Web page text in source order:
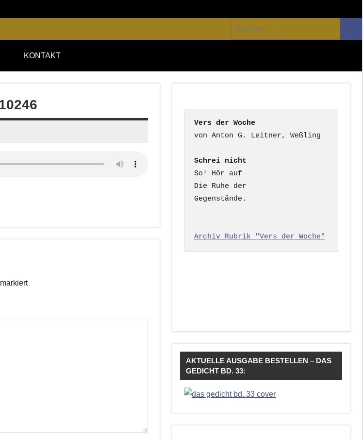
Suchen
nach:
KONTAKT
markiert
Vers der Woche
Schrei nicht
So! Hör auf
Die Ruhe der
Gegenstände.
Archiv Rubrik "Vers der Woche"
AKTUELLE AUSGABE BESTELLEN – DAS
GEDICHT BD. 33: